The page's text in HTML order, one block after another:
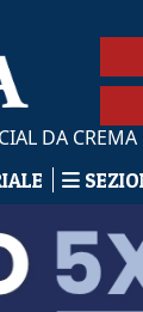
DA CREMA